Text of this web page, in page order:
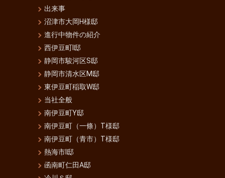
出来事
沼津市大岡H様邸
進行中物件の紹介
西伊豆町I邸
静岡市駿河区S邸
静岡市清水区M邸
東伊豆町稲取W邸
当社全般
南伊豆町Y邸
南伊豆町（一條）T様邸
南伊豆町（青市）T様邸
熱海市I邸
函南町仁田A邸